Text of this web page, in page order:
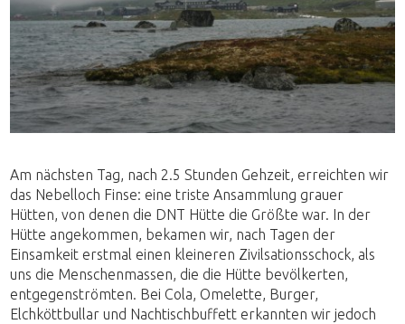
Am nächsten Tag, nach 2.5 Stunden Gehzeit, erreichten wir
das Nebelloch Finse: eine triste Ansammlung grauer
Hütten, von denen die DNT Hütte die Größte war. In der
Hütte angekommen, bekamen wir, nach Tagen der
Einsamkeit erstmal einen kleineren Zivilsationsschock, als
uns die Menschenmassen, die die Hütte bevölkerten,
entgegenströmten. Bei Cola, Omelette, Burger,
Elchköttbullar und Nachtischbuffett erkannten wir jedoch